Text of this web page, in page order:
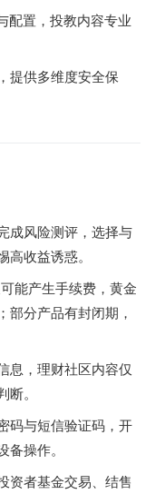
配置，投教内容专业
提供多维度安全保
成风险测评，选择与
收益诱惑。
能产生手续费，黄金
部分产品有封闭期，
息，理财社区内容仅
。
码与短信验证码，开
操作。
资者基金交易、结售